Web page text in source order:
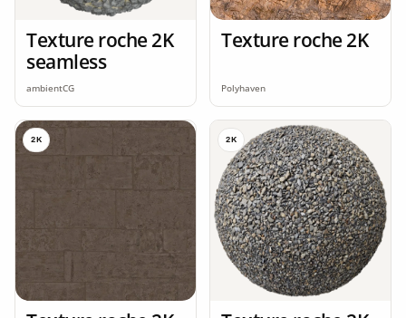
Texture roche 2K
seamless
ambientCG
Texture roche 2K
Polyhaven
2K 2K